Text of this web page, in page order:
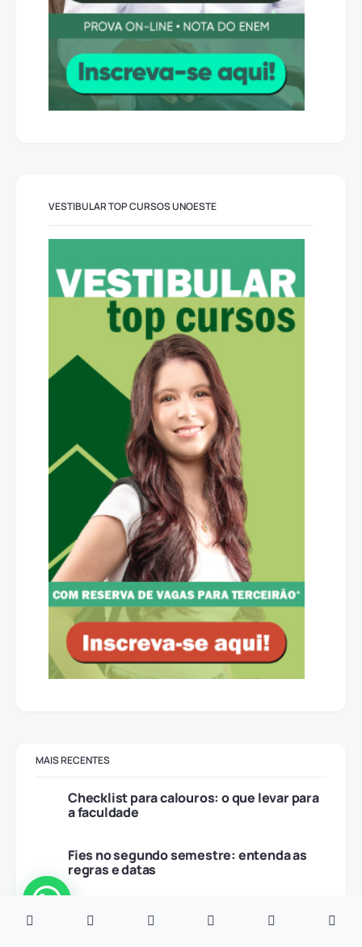
VESTIBULAR TOP CURSOS UNOESTE
MAIS RECENTES
Checklist para calouros: o que levar para
a faculdade
Fies no segundo semestre: entenda as
regras e datas
Quais são os tipos de leitura e
estratégias para usar nos estudos